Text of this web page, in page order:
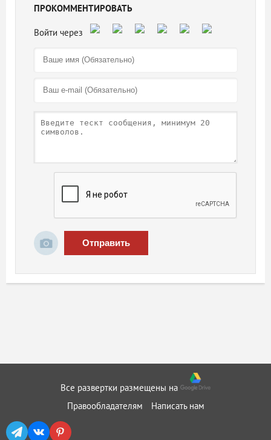
ПРОКОММЕНТИРОВАТЬ
Отправить
Все развертки размещены на
Правообладателям
Написать нам